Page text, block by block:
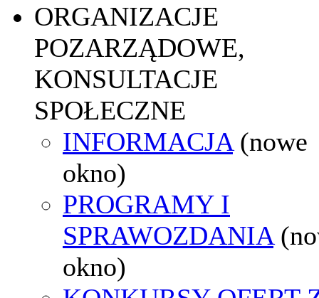
ORGANIZACJE
POZARZĄDOWE,
KONSULTACJE
SPOŁECZNE
INFORMACJA (nowe
okno)
PROGRAMY I
SPRAWOZDANIA
okno)